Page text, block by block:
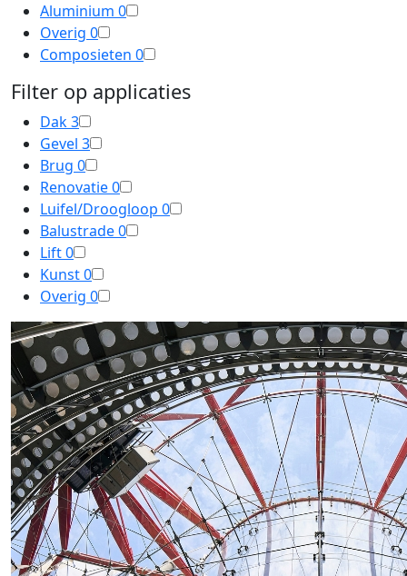
Aluminium 0
Overig 0
Composieten 0
Filter op applicaties
Dak3
Gevel 3
Brug 0
Renovatie0
Luifel/Droogloop 0
Balustrade0
Lift0
Kunst0
Overig 0